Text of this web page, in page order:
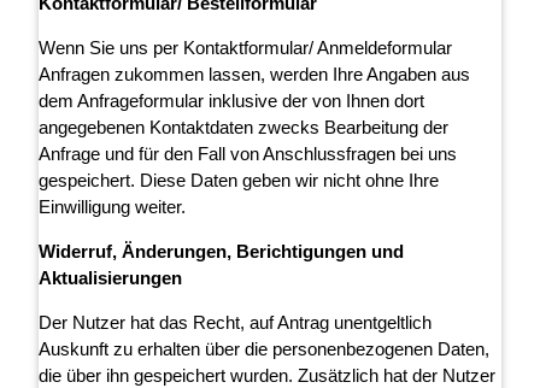
Wenn Sie uns per Kontaktformular/ Anmeldeformular
Anfragen zukommen lassen, werden Ihre Angaben aus
dem Anfrageformular inklusive der von Ihnen dort
angegebenen Kontaktdaten zwecks Bearbeitung der
Anfrage und für den Fall von Anschlussfragen bei uns
gespeichert. Diese Daten geben wir nicht ohne Ihre
Einwilligung weiter.
Widerruf, Änderungen, Berichtigungen und
Aktualisierungen
Der Nutzer hat das Recht, auf Antrag unentgeltlich
Auskunft zu erhalten über die personenbezogenen Daten,
die über ihn gespeichert wurden. Zusätzlich hat der Nutzer